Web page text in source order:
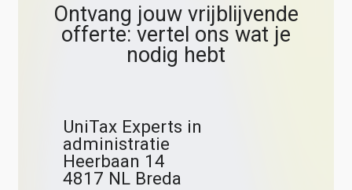
Ontvang jouw vrijblijvende
offerte: vertel ons wat je
nodig hebt
UniTax Experts in
administratie
Heerbaan 14
4817 NL Breda